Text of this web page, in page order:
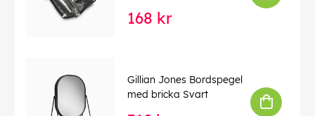
168 kr
Gillian Jones Bordspegel
med bricka Svart